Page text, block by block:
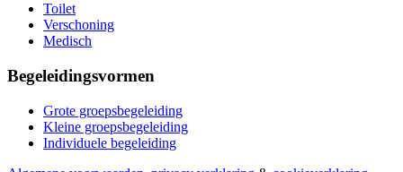
Toilet
Verschoning
Medisch
Begeleidingsvormen
Grote groepsbegeleiding
Kleine groepsbegeleiding
Individuele begeleiding